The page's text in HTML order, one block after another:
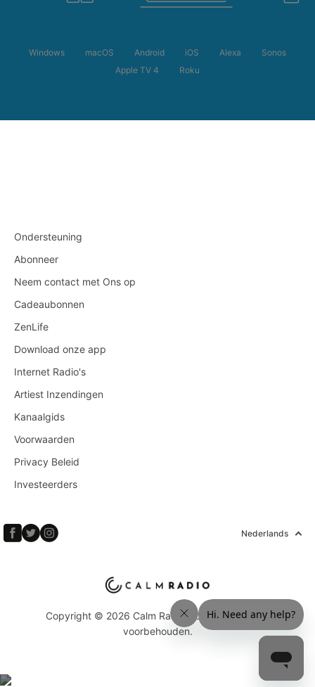
Windows macOS Android iOS Alexa
Sonos
Apple TV 4
Roku
Ondersteuning
Abonneer
Neem contact met Ons op
Cadeaubonnen
ZenLife
Download onze app
Internet Radio's
Artiest Inzendingen
Kanaalgids
Voorwaarden
Privacy Beleid
Investeerders
Nederlands
Copyright © 2026 Calm Radio Corp. Alle rechten
voorbehouden.